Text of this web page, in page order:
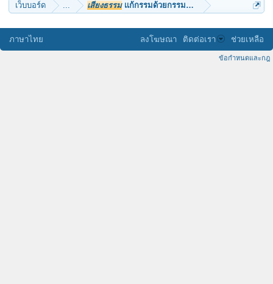
เว็บบอร์ด ... เสียงธรรม เเก้กรรมด้วยกรรมฐาน / ห
ภาษาไทย ลงโฆษณา ติดต่อเรา ช่วยเหลือ
ข้อกำหนดและกฎ